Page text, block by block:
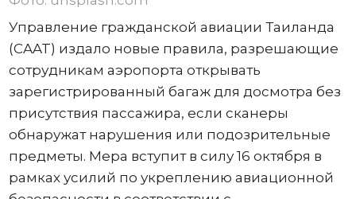
Управление гражданской авиации Таиланда
(CAAT) издало новые правила, разрешающие
сотрудникам аэропорта открывать
зарегистрированный багаж для досмотра без
присутствия пассажира, если сканеры
обнаружат нарушения или подозрительные
предметы. Мера вступит в силу 16 октября в
рамках усилий по укреплению авиационной